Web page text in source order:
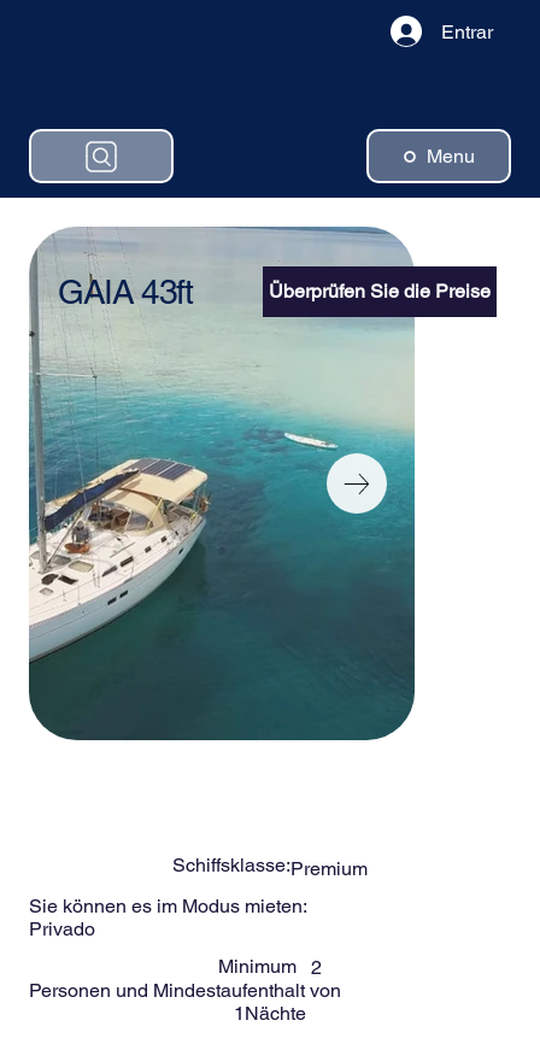
Menu
Entrar
GAIA 43ft Überprüfen Sie die Preise
Schiffsklasse:Premium
Sie können es im Modus mieten:
Privado
Minimum
2
Personen und Mindestaufenthalt von
1 Nächte